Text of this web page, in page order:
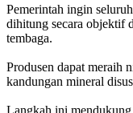
Pemerintah ingin
dihitung secara objektif
tembaga.
Produsen dapat meraih
kandungan mineral